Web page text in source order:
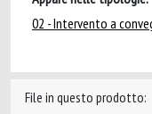
02 - Intervento a
File in questo prodotto: